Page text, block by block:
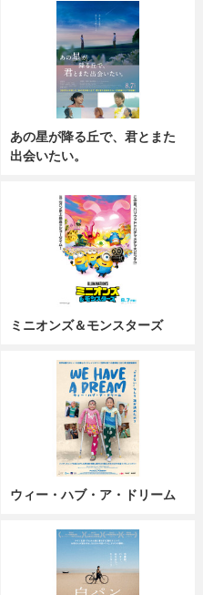
あの星が降る丘で、君とまた
出会いたい。
ミニオンズ＆モンスターズ
ウィー・ハブ・ア・ドリーム